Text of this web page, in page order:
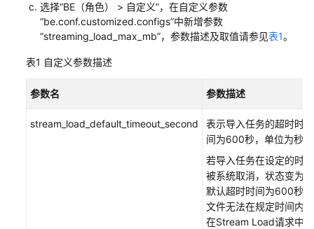
评
分
况
使
Hive
选择“BE（角色） > 自定义”，在自定义参数
“be.conf.customized.configs”中新增参数
“streaming_load_max_mb”，参数描述及取值请参见表1。
表1 自定义参数描述
参数名 参数描述
stream_load_default_timeout_second
表示导入任务的超时时
间为600秒，单位为秒。
若导入任务在设定的时
被系统取消，状态变为
默认超时时间为600秒
文件无法在规定时间内
在Stream Load请求中